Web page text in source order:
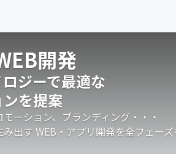
開発
ジーで最適な
を提案
ーション、ブランディング・・・
出す WEB・アプリ開発を全フェー